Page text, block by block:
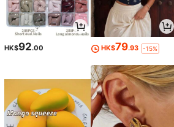
HK$92.00 HK$79.93 -15%